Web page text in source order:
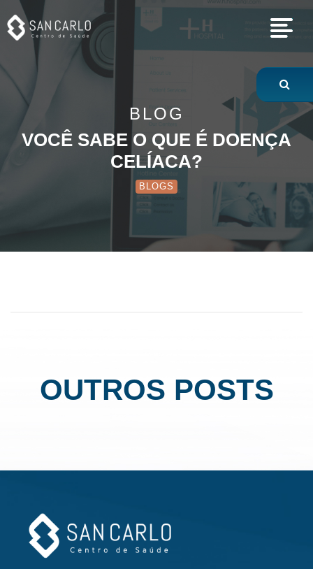
Você sabe o que
BLOG
VOCÊ SABE O QUE É DOENÇA
CELÍACA?
BLOGS
OUTROS POSTS